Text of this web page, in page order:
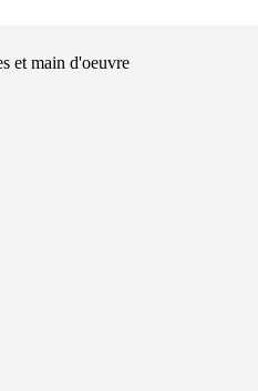
et main d'oeuvre